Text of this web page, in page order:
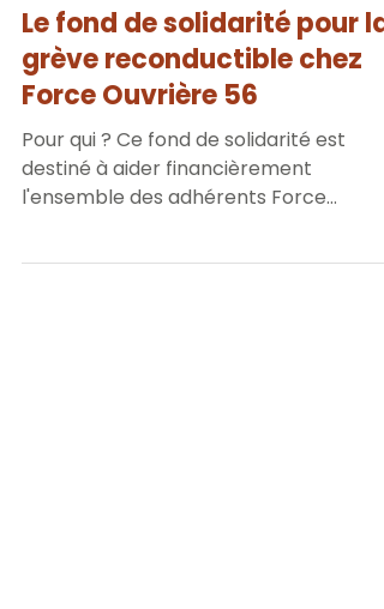
FO 56
2 min de lecture
Le fond de solidarité pour la
grève reconductible chez
Force Ouvrière 56
Pour qui ? Ce fond de solidarité est
l'ensemble des adhérents Force